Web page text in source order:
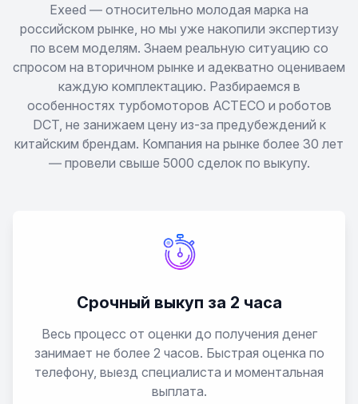
Exeed — относительно молодая марка на
российском рынке, но мы уже накопили экспертизу
по всем моделям. Знаем реальную ситуацию со
спросом на вторичном рынке и адекватно оцениваем
каждую комплектацию. Разбираемся в
особенностях турбомоторов ACTECO и роботов
DCT, не занижаем цену из-за предубеждений к
китайским брендам. Компания на рынке более 30 лет
— провели свыше 5000 сделок по выкупу.
Срочный выкуп за 2 часа
Весь процесс от оценки до получения денег
занимает не более 2 часов. Быстрая оценка по
телефону, выезд специалиста и моментальная
выплата.